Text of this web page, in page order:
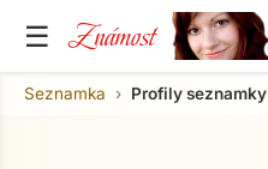
☰ Známost
Seznamka Profily seznamky